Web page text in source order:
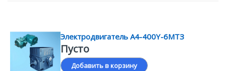
Электродвигатель А4-400Y-6МТЗ
Пусто
Добавить в корзину